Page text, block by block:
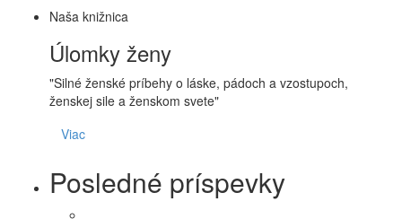
Naša knižnica
Úlomky ženy
"Silné ženské príbehy o láske, pádoch a vzostupoch,
ženskej sile a ženskom svete"
Viac
Posledné príspevky